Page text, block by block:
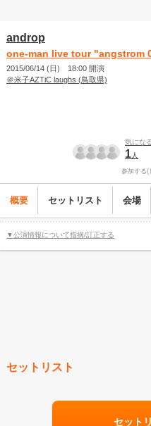
androp
one-man live tour "angstrom
2015/06/14 (日) 18:00 開演
＠米子AZTiC laughs (鳥取県)
気にな
1人
参加する(
概要 セットリスト 会場
▼公演情報について指摘/訂正する
セットリスト
セット